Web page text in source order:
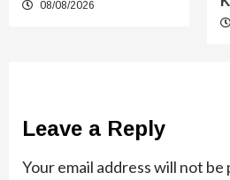
08/08/2026
Leave a Reply
Your email address will not be